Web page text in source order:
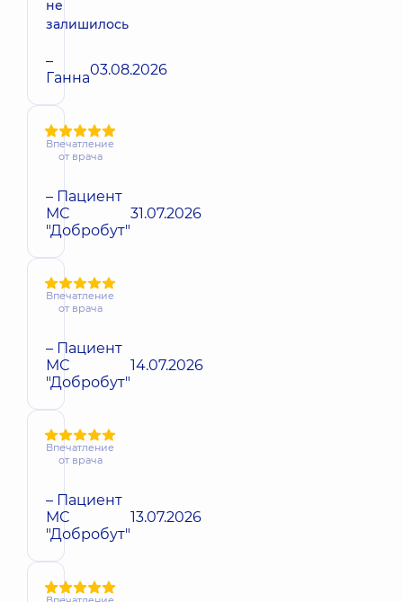
не
залишилось
–
Ганна03.08.2026
Впечатление
от врача
– Пациент
МС
"Добробут"
31.07.2026
Впечатление
от врача
– Пациент
МС
"Добробут"
14.07.2026
Впечатление
от врача
– Пациент
МС
"Добробут"
13.07.2026